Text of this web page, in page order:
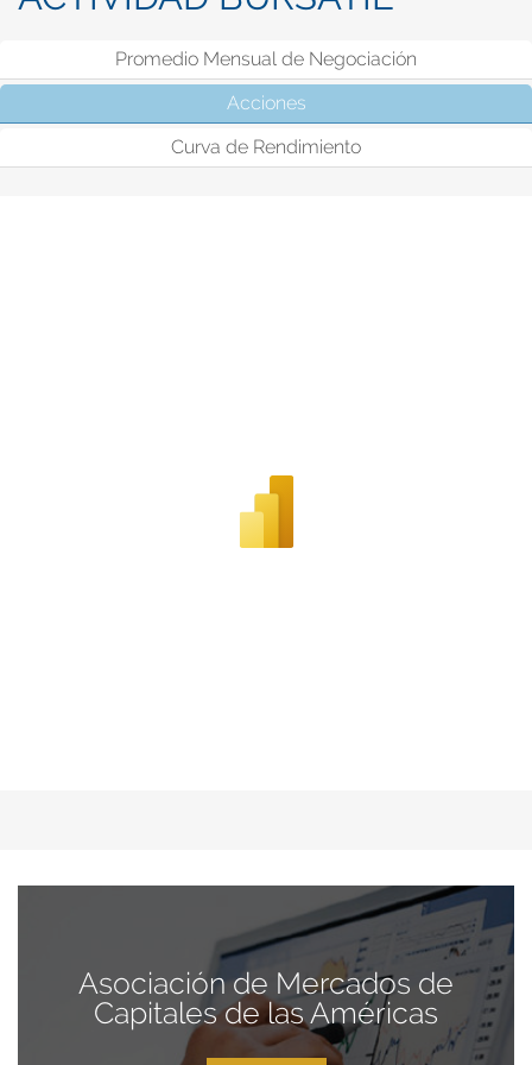
Promedio Mensual de Negociación
Acciones
Curva de Rendimiento
Asociación de Mercados de
Capitales de las Américas